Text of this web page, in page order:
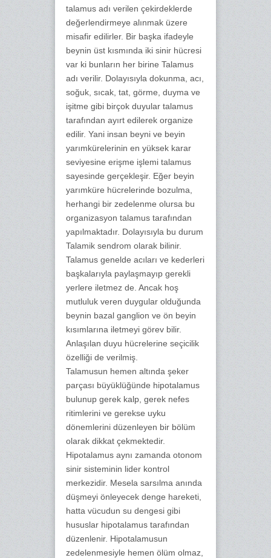
talamus adı verilen çekirdeklerde
değerlendirmeye alınmak üzere
misafir edilirler. Bir başka ifadeyle
beynin üst kısmında iki sinir hücresi
var ki bunların her birine Talamus
adı verilir. Dolayısıyla dokunma, acı,
soğuk, sıcak, tat, görme, duyma ve
işitme gibi birçok duyular talamus
tarafından ayırt edilerek organize
edilir. Yani insan beyni ve beyin
yarımkürelerinin en yüksek karar
seviyesine erişme işlemi talamus
sayesinde gerçekleşir. Eğer beyin
yarımküre hücrelerinde bozulma,
herhangi bir zedelenme olursa bu
organizasyon talamus tarafından
yapılmaktadır. Dolayısıyla bu durum
Talamik sendrom olarak bilinir.
Talamus genelde acıları ve kederleri
başkalarıyla paylaşmayıp gerekli
yerlere iletmez de. Ancak hoş
mutluluk veren duygular olduğunda
beynin bazal ganglion ve ön beyin
kısımlarına iletmeyi görev bilir.
Anlaşılan duyu hücrelerine seçicilik
özelliği de verilmiş.
Talamusun hemen altında şeker
parçası büyüklüğünde hipotalamus
bulunup gerek kalp, gerek nefes
ritimlerini ve gerekse uyku
dönemlerini düzenleyen bir bölüm
olarak dikkat çekmektedir.
Hipotalamus aynı zamanda otonom
sinir sisteminin lider kontrol
merkezidir. Mesela sarsılma anında
düşmeyi önleyecek denge hareketi,
hatta vücudun su dengesi gibi
hususlar hipotalamus tarafından
düzenlenir. Hipotalamusun
zedelenmesiyle hemen ölüm olmaz,